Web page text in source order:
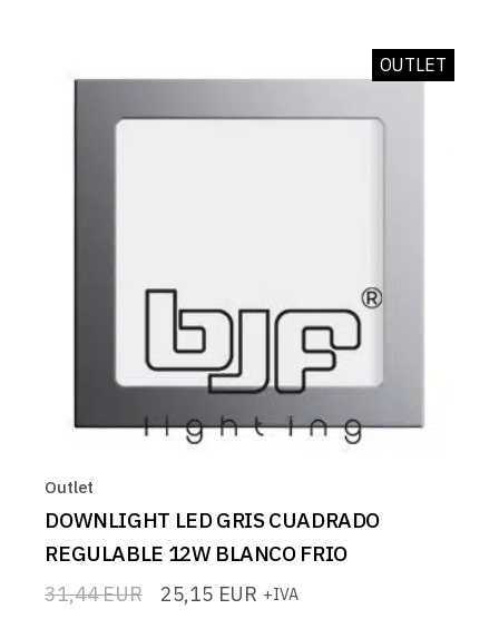
OUTLET
Outlet
DOWNLIGHT LED GRIS CUADRADO
REGULABLE 12W BLANCO FRIO
31,44EUR
El 25,15 EUR
El +IVA